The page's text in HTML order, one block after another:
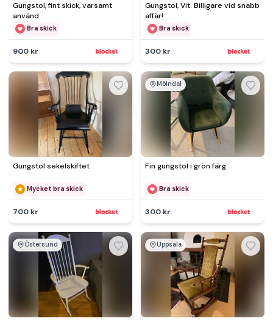
Gungstol, fint skick, varsamt
använd
Bra skick
900 kr
Gungstol, Vit. Billigare vid snabb
affär!
Bra skick
300 kr
Gungstol sekelskiftet
Mycket bra skick
700 kr
Mölndal
Fin gungstol i grön färg
Bra skick
300 kr
Östersund Uppsala